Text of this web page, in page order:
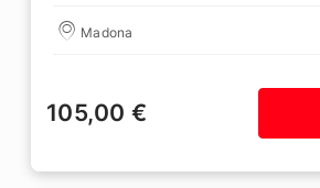
Madona
105,00 €